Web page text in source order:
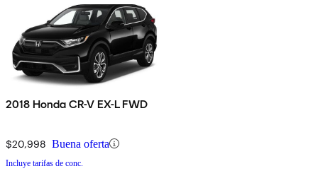
2018 Honda CR-V EX-L FWD
$20,998 Buena oferta
Incluye tarifas de conc.